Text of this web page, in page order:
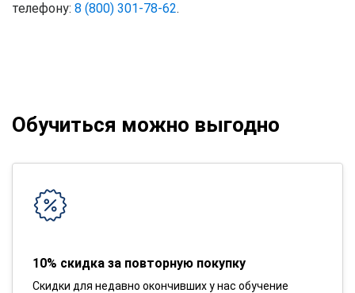
телефону: 8 (800) 301-78-62.
Обучиться можно выгодно
10% скидка за повторную покупку
Скидки для недавно окончивших у нас обучение